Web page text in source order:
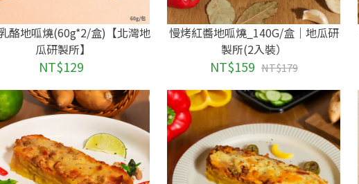
酪地呱燒(60g*2/盒)【北灣地
瓜研製所】
NT$129
慢烤紅醬地呱燒_140G/盒｜地瓜研
製所(2入裝）
NT$159 NT$179